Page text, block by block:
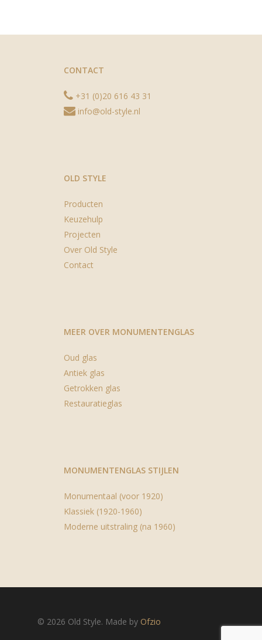
CONTACT
+31 (0)20 616 43 31
info@old-style.nl
OLD STYLE
Producten
Keuzehulp
Projecten
Over Old Style
Contact
MEER OVER MONUMENTENGLAS
Oud glas
Antiek glas
Getrokken glas
Restauratieglas
MONUMENTENGLAS STIJLEN
Monumentaal (voor 1920)
Klassiek (1920-1960)
Moderne uitstraling (na 1960)
© 2026 Old Style. Made by Ofzio